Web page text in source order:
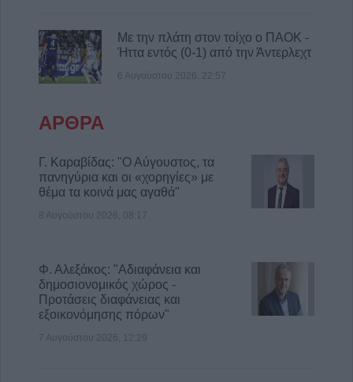
κοινόχρηστων χώρων η συντριπτική
πλειοψηφία των καταστημάτων
8 Αυγούστου 2026, 10:29
συγκεκριμένες εκτάσεις του Δήμου
8 Αυγούστου 2026, 09:29
Με την πλάτη στον τοίχο ο ΠΑΟΚ -
Ήττα εντός (0-1) από την Άντερλεχτ
6 Αυγούστου 2026, 22:57
ΑΡΘΡΑ
Γ. Καραβίδας: "Ο Αύγουστος, τα
πανηγύρια και οι «χορηγίες» με
θέμα τα κοινά μας αγαθά"
8 Αυγούστου 2026, 08:17
Φ. Αλεξάκος: "Αδιαφάνεια και
δημοσιονομικός χώρος -
Προτάσεις διαφάνειας και
εξοικονόμησης πόρων"
7 Αυγούστου 2026, 12:29